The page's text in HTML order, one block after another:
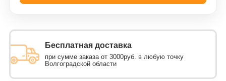
Бесплатная доставка
при сумме заказа от 3000руб. в любую точку
Волгоградской области